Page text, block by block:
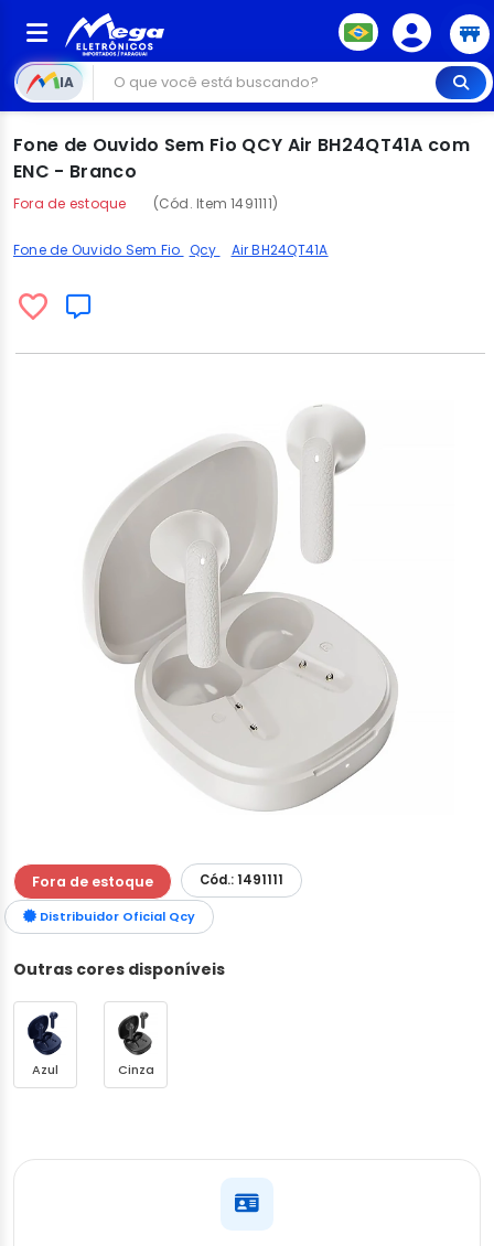
IA
Fone de Ouvido Sem Fio QCY Air BH24QT41A com
ENC - Branco
Fora de estoque (Cód. Item 1491111)
Fone de Ouvido Sem Fio Qcy Air BH24QT41A
Fora de estoque Cód.: 1491111
Distribuidor Oficial Qcy
Outras cores disponíveis
Azul Cinza